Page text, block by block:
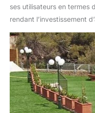
ses utilisateurs en termes
rendant l’investissement